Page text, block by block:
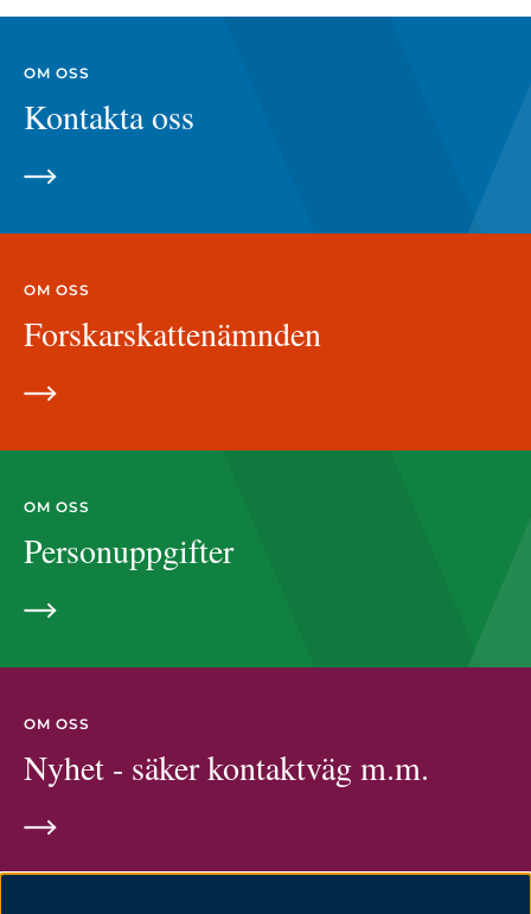
OM OSS
Kontakta oss
OM OSS
Forskarskattenämnden
OM OSS
Personuppgifter
OM OSS
Nyhet - säker kontaktväg m.m.